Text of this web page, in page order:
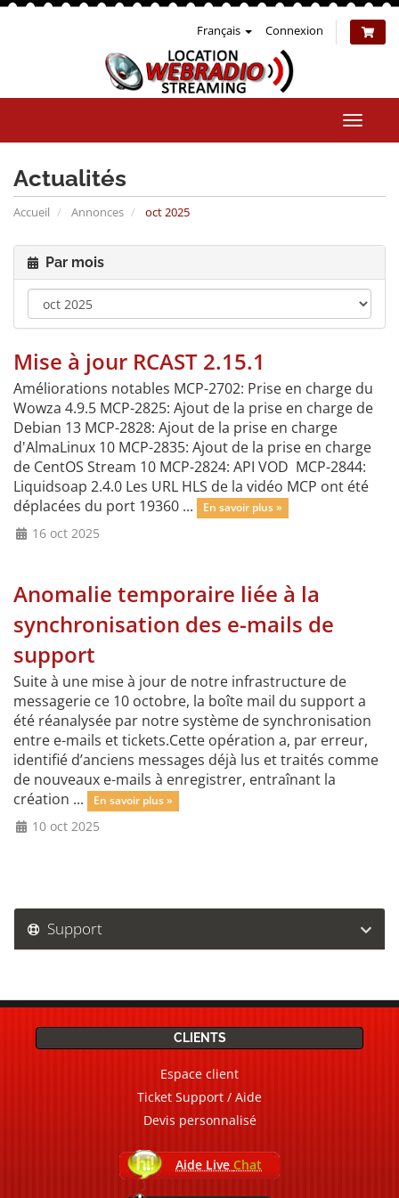
Français Connexion
la
Actualités
Accueil Annonces oct 2025
Par mois
Mise à jour RCAST 2.15.1
Améliorations notables MCP-2702: Prise en charge du
Wowza 4.9.5 MCP-2825: Ajout de la prise en charge de
Debian 13 MCP-2828: Ajout de la prise en charge
d'AlmaLinux 10 MCP-2835: Ajout de la prise en charge
de CentOS Stream 10 MCP-2824: API VOD MCP-2844:
Liquidsoap 2.4.0 Les URL HLS de la vidéo MCP ont été
déplacées du port 19360 ...
En savoir plus »
16 oct 2025
Anomalie temporaire liée à la
synchronisation des e-mails de
support
Suite à une mise à jour de notre infrastructure de
messagerie ce 10 octobre, la boîte mail du support a
été réanalysée par notre système de synchronisation
entre e-mails et tickets.Cette opération a, par erreur,
identifié d’anciens messages déjà lus et traités comme
de nouveaux e-mails à enregistrer, entraînant la
création ...
En savoir plus »
10 oct 2025
Support
CLIENTS
Espace client
Ticket Support / Aide
Devis personnalisé
Aide Live Chat